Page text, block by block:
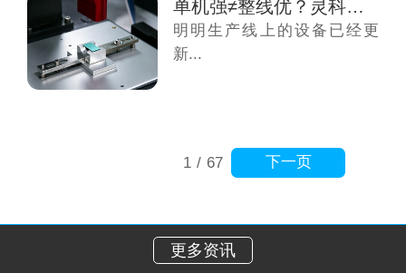
单机强≠整线优？灵科超声波伺服焊接给出智造...
明明生产线上的设备已经更
新...
1 / 67 下一页
更多资讯